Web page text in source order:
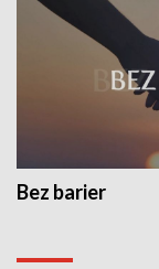
Bez barier